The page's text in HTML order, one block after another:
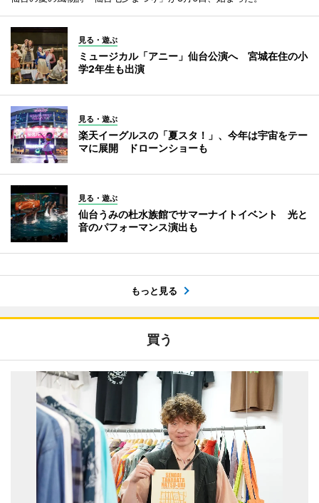
見る・遊ぶ
ミュージカル「アニー」仙台公演へ 宮城在住の小
学2年生も出演
見る・遊ぶ
楽天イーグルスの「夏スタ！」、今年は宇宙をテー
マに展開 ドローンショーも
見る・遊ぶ
仙台うみの杜水族館でサマーナイトイベント 光と
音のパフォーマンス演出も
もっと見る
買う